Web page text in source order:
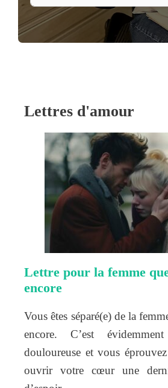
Lettres d'amour
Lettre pour la femme
encore
Vous êtes séparé(e) de la
encore. C’est
douloureuse et vous
ouvrir votre cœur une